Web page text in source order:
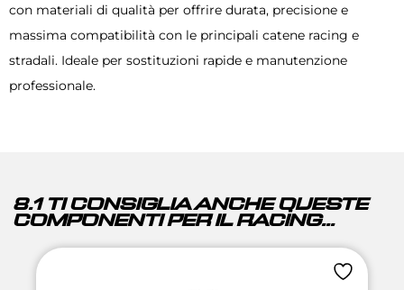
con materiali di qualità per offrire durata, precisione e
massima compatibilità con le principali catene racing e
stradali. Ideale per sostituzioni rapide e manutenzione
professionale.
8.1 TI CONSIGLIA ANCHE QUESTE
COMPONENTI PER IL RACING...